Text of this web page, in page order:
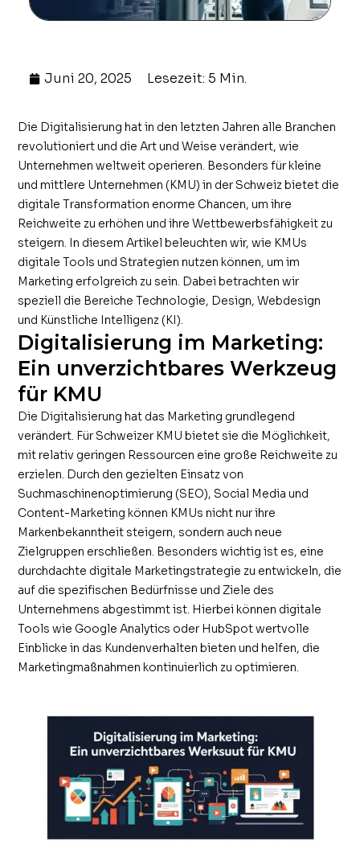
Juni 20, 2025 Lesezeit: 5 Min.
Die Digitalisierung hat in den letzten Jahren alle Branchen
revolutioniert und die Art und Weise verändert, wie
Unternehmen weltweit operieren. Besonders für kleine
und mittlere Unternehmen (KMU) in der Schweiz bietet die
digitale Transformation enorme Chancen, um ihre
Reichweite zu erhöhen und ihre Wettbewerbsfähigkeit zu
steigern. In diesem Artikel beleuchten wir, wie KMUs
digitale Tools und Strategien nutzen können, um im
Marketing erfolgreich zu sein. Dabei betrachten wir
speziell die Bereiche Technologie, Design, Webdesign
und Künstliche Intelligenz (KI).
Digitalisierung im Marketing:
Ein unverzichtbares Werkzeug
für KMU
Die Digitalisierung hat das Marketing grundlegend
verändert. Für Schweizer KMU bietet sie die Möglichkeit,
mit relativ geringen Ressourcen eine große Reichweite zu
erzielen. Durch den gezielten Einsatz von
Suchmaschinenoptimierung (SEO), Social Media und
Content-Marketing können KMUs nicht nur ihre
Markenbekanntheit steigern, sondern auch neue
Zielgruppen erschließen. Besonders wichtig ist es, eine
durchdachte digitale Marketingstrategie zu entwickeln, die
auf die spezifischen Bedürfnisse und Ziele des
Unternehmens abgestimmt ist. Hierbei können digitale
Tools wie Google Analytics oder HubSpot wertvolle
Einblicke in das Kundenverhalten bieten und helfen, die
Marketingmaßnahmen kontinuierlich zu optimieren.